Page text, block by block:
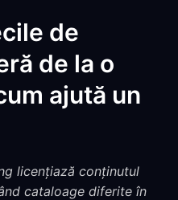
de
de la o
ajută un
licențiază conținutul
cataloage diferite în